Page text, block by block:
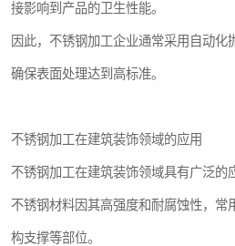
接影响到产品的卫生性能。
因此，不锈钢加工企业通常采用自动化
确保表面处理达到高标准。
不锈钢加工在建筑装饰领域的应用
不锈钢加工在建筑装饰领域具有广泛的
不锈钢材料因其高强度和耐腐蚀性，常
构支撑等部位。